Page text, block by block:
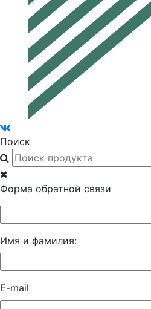
Поиск
Форма обратной связи
Имя и фамилия:
E-mail